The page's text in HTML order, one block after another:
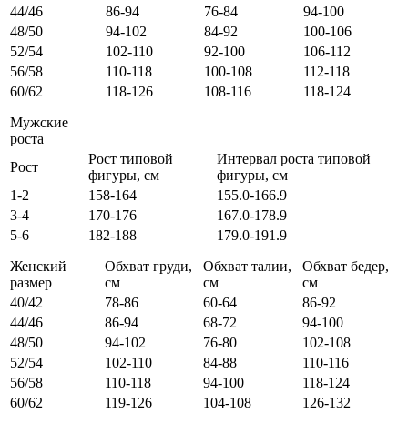
44/46
86-94 76-84
94-100
48/50
94-102 84-92
100-106
52/54
102-110 92-100
106-112
56/58
110-118 100-108
112-118
60/62
118-126 108-116
118-124
Мужские
роста
Рост
Рост типовой
фигуры, см
Интервал роста типовой
фигуры, см
1-2
158-164
155.0-166.9
3-4
170-176
167.0-178.9
5-6
182-188
179.0-191.9
Женский
размер
Обхват груди,
см
Обхват талии,
см
Обхват бедер,
см
40/42
78-86 60-64
86-92
44/46
86-94 68-72
94-100
48/50
94-102 76-80
102-108
52/54
102-110 84-88
110-116
56/58
110-118 94-100
118-124
60/62
119-126 104-108 126-132